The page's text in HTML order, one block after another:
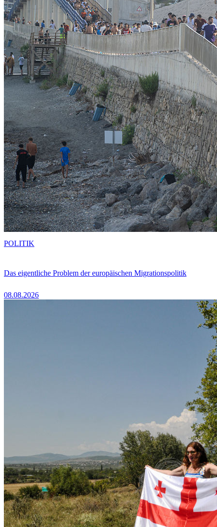
Das eigentliche Problem der europäischen Migrationspolitik
08.08.2026
POLITIK